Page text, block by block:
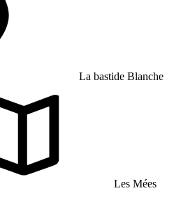
La bastide Blanche
Les Mées